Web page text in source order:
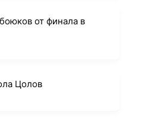
от финала в
Цолов